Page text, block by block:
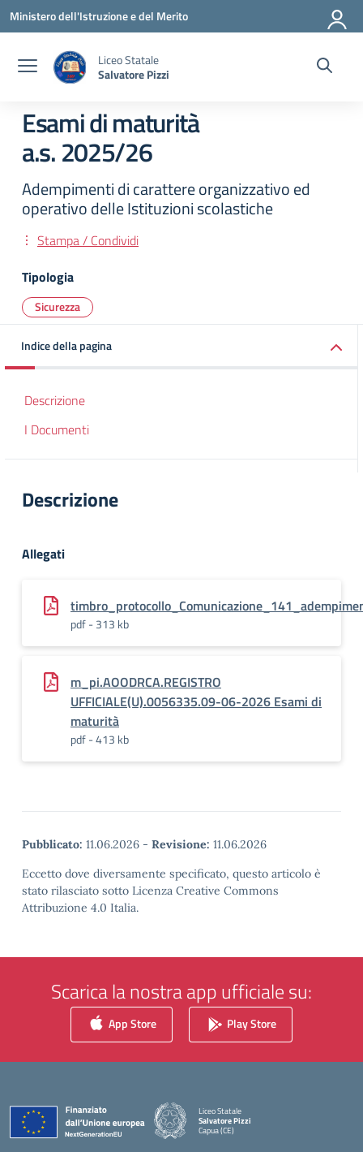
Vai ai contenuti
Vai al menu di navigazione
Vai al footer
Ministero dell'Istruzione e del Merito
Liceo Statale
Salvatore Pizzi
Esami di maturità
a.s. 2025/26
Adempimenti di carattere organizzativo ed
operativo delle Istituzioni scolastiche
Stampa / Condividi
Tipologia
Sicurezza
Indice della pagina
Descrizione
I Documenti
Descrizione
Allegati
pdf - 313 kb
m_pi.AOODRCA.REGISTRO
UFFICIALE(U).0056335.09-06-2026 Esami di
maturità
pdf - 413 kb
Pubblicato: 11.06.2026 - Revisione: 11.06.2026
Eccetto dove diversamente specificato, questo articolo è
stato rilasciato sotto Licenza Creative Commons
Attribuzione 4.0 Italia.
Scarica la nostra app ufficiale su:
App Store Play Store
Liceo Statale
Salvatore Pizzi
Capua (CE)
— Visita la pagina iniziale della scuola